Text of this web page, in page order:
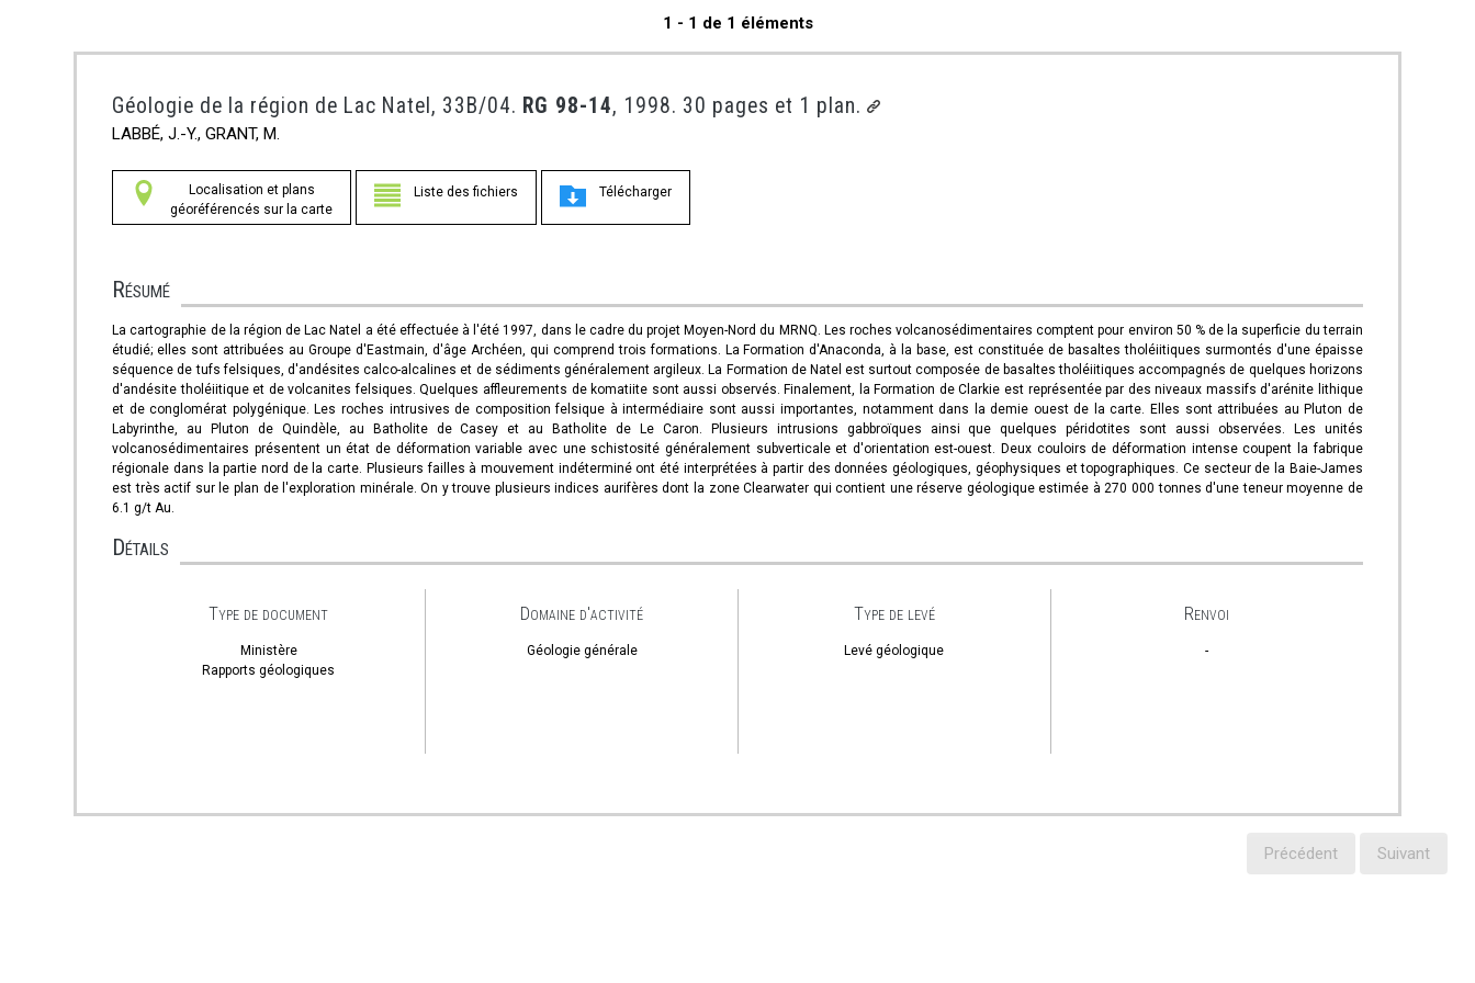
1 - 1 de 1 éléments
Géologie de la région de Lac Natel, 33B/04. RG 98-14, 1998. 30 pages et 1 plan.
LABBÉ, J.-Y., GRANT, M.
Localisation et plans
géoréférencés sur la carte
Liste des fichiers Télécharger
Résumé
La cartographie de la région de Lac Natel a été effectuée à l'été 1997, dans le cadre du projet Moyen-Nord du MRNQ. Les roches volcanosédimentaires comptent pour environ 50 % de la superficie du terrain
étudié; elles sont attribuées au Groupe d'Eastmain, d'âge Archéen, qui comprend trois formations. La Formation d'Anaconda, à la base, est constituée de basaltes tholéiitiques surmontés d'une épaisse
séquence de tufs felsiques, d'andésites calco-alcalines et de sédiments généralement argileux. La Formation de Natel est surtout composée de basaltes tholéiitiques accompagnés de quelques horizons
d'andésite tholéiitique et de volcanites felsiques. Quelques affleurements de komatiite sont aussi observés. Finalement, la Formation de Clarkie est représentée par des niveaux massifs d'arénite lithique
et de conglomérat polygénique. Les roches intrusives de composition felsique à intermédiaire sont aussi importantes, notamment dans la demie ouest de la carte. Elles sont attribuées au Pluton de
Labyrinthe, au Pluton de Quindèle, au Batholite de Casey et au Batholite de Le Caron. Plusieurs intrusions gabbroïques ainsi que quelques péridotites sont aussi observées. Les unités
volcanosédimentaires présentent un état de déformation variable avec une schistosité généralement subverticale et d'orientation est-ouest. Deux couloirs de déformation intense coupent la fabrique
régionale dans la partie nord de la carte. Plusieurs failles à mouvement indéterminé ont été interprétées à partir des données géologiques, géophysiques et topographiques. Ce secteur de la Baie-James
est très actif sur le plan de l'exploration minérale. On y trouve plusieurs indices aurifères dont la zone Clearwater qui contient une réserve géologique estimée à 270 000 tonnes d'une teneur moyenne de
6.1 g/t Au.
Détails
Type de document
Ministère
Rapports géologiques
Domaine d'activité
Géologie générale
Type de levé
Levé géologique
Renvoi
-
Précédent Suivant